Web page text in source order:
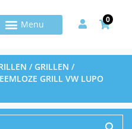
0
/ GRILLEN /
GRILL VW LUPO